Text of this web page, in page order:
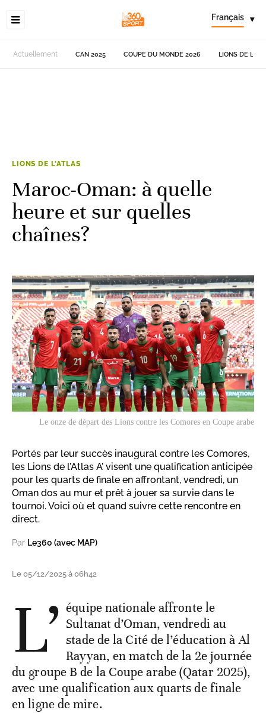
Français ▾
Actuellement CAN 2025 COUPE DU MONDE 2026 LIONS DE
LIONS DE L'ATLAS
Maroc-Oman: à quelle
heure et sur quelles
chaînes?
Le onze de départ des Lions contre les Comores en Coupe arabe
Portés par leur succès inaugural contre les Comores,
les Lions de l’Atlas A’ visent une qualification anticipée
pour les quarts de finale en affrontant, vendredi, un
Oman dos au mur et prêt à jouer sa survie dans le
tournoi. Voici où et quand suivre cette rencontre en
direct.
Par Le360 (avec MAP)
Le 05/12/2025 à 06h42
L’ équipe nationale affronte le
Sultanat d’Oman, vendredi au
stade de la Cité de l’éducation à Al
Rayyan, en match de la 2e journée
du groupe B de la Coupe arabe (Qatar 2025),
avec une qualification aux quarts de finale
en ligne de mire.